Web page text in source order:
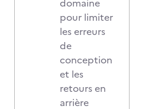
domaine
pour limiter
les erreurs
de
conception
et les
retours en
arrière